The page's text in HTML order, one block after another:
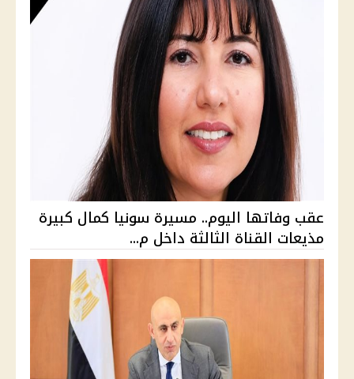
عقب وفاتها اليوم.. مسيرة سونيا كمال كبيرة
مذيعات القناة الثالثة داخل م...